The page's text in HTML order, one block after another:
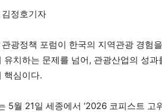
정호기자
광정책 포럼이 한국의 지역관광 경험
유치하는 문제를 넘어, 관광산업의 성
핵심이다.
5월 21일 세종에서 ‘2026 코피스트 고